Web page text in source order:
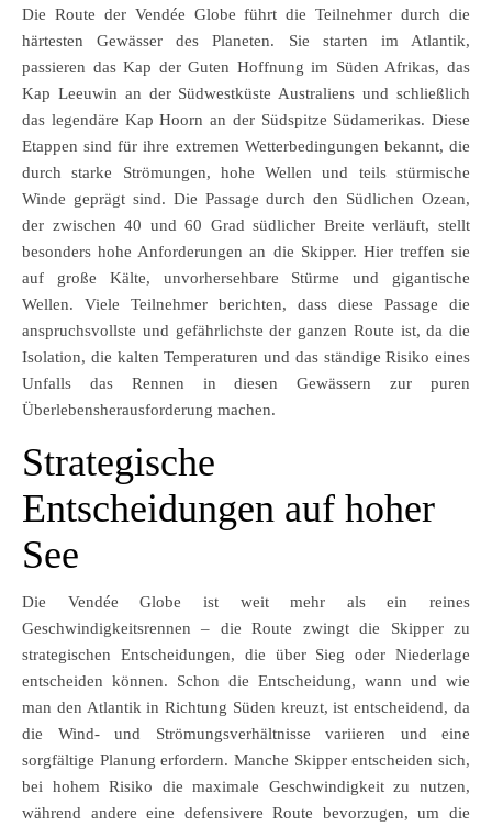
Die Route der Vendée Globe führt die Teilnehmer durch die
härtesten Gewässer des Planeten. Sie starten im Atlantik,
passieren das Kap der Guten Hoffnung im Süden Afrikas, das
Kap Leeuwin an der Südwestküste Australiens und schließlich
das legendäre Kap Hoorn an der Südspitze Südamerikas. Diese
Etappen sind für ihre extremen Wetterbedingungen bekannt, die
durch starke Strömungen, hohe Wellen und teils stürmische
Winde geprägt sind. Die Passage durch den Südlichen Ozean,
der zwischen 40 und 60 Grad südlicher Breite verläuft, stellt
besonders hohe Anforderungen an die Skipper. Hier treffen sie
auf große Kälte, unvorhersehbare Stürme und gigantische
Wellen. Viele Teilnehmer berichten, dass diese Passage die
anspruchsvollste und gefährlichste der ganzen Route ist, da die
Isolation, die kalten Temperaturen und das ständige Risiko eines
Unfalls das Rennen in diesen Gewässern zur puren
Überlebensherausforderung machen.
Strategische
Entscheidungen auf hoher
See
Die Vendée Globe ist weit mehr als ein reines
Geschwindigkeitsrennen – die Route zwingt die Skipper zu
strategischen Entscheidungen, die über Sieg oder Niederlage
entscheiden können. Schon die Entscheidung, wann und wie
man den Atlantik in Richtung Süden kreuzt, ist entscheidend, da
die Wind- und Strömungsverhältnisse variieren und eine
sorgfältige Planung erfordern. Manche Skipper entscheiden sich,
bei hohem Risiko die maximale Geschwindigkeit zu nutzen,
während andere eine defensivere Route bevorzugen, um die